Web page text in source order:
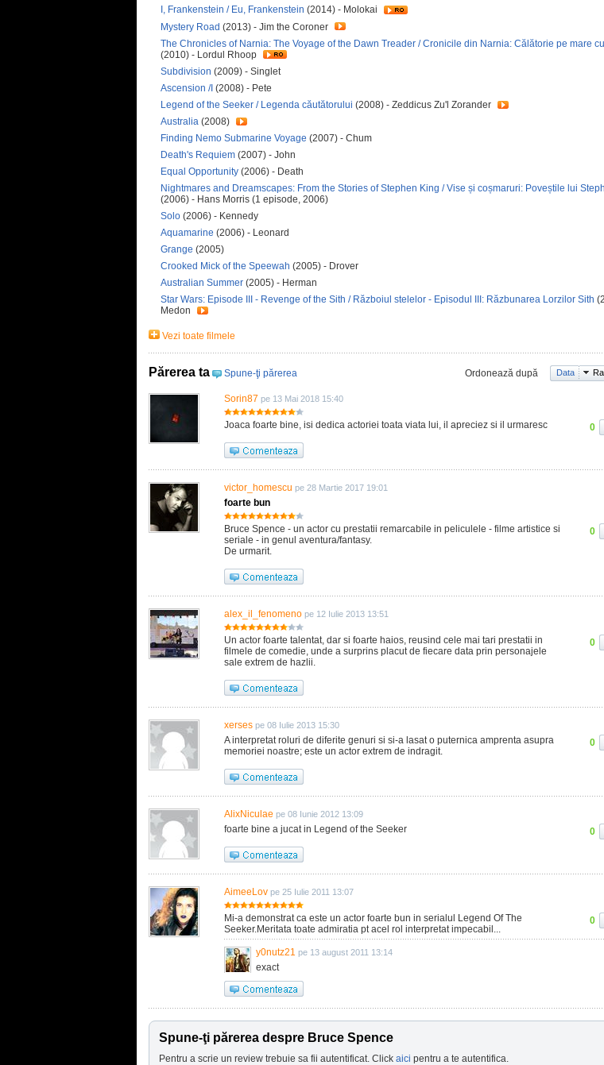
I, Frankenstein / Eu, Frankenstein (2014) - Molokai
Mystery Road (2013) - Jim the Coroner
The Chronicles of Narnia: The Voyage of the Dawn Treader / Cronicile din Narnia: Călătorie pe mare
(2010) - Lordul Rhoop
Subdivision (2009) - Singlet
Ascension /I (2008) - Pete
Legend of the Seeker / Legenda căutătorului (2008) - Zeddicus Zu'l Zorander
Australia (2008)
Finding Nemo Submarine Voyage (2007) - Chum
Death's Requiem (2007) - John
Equal Opportunity (2006) - Death
Nightmares and Dreamscapes: From the Stories of Stephen King / Vise și coșmaruri: Poveștile lui
(2006) - Hans Morris (1 episode, 2006)
Solo (2006) - Kennedy
Aquamarine (2006) - Leonard
Grange (2005)
Crooked Mick of the Speewah (2005) - Drover
Australian Summer (2005) - Herman
Star Wars: Episode III - Revenge of the Sith / Războiul stelelor - Episodul III: Răzbunarea Lorzilor Sith
Medon
Vezi toate filmele
Părerea ta Spune-ţi părerea Ordonează după Data
Sorin87 pe 13 Mai 2018 15:40
Joaca foarte bine, isi dedica actoriei toata viata lui, il apreciez si il urmaresc 0
victor_homescu pe 28 Martie 2017 19:01
foarte bun
Bruce Spence - un actor cu prestatii remarcabile in peliculele - filme artistice si
seriale - in genul aventura/fantasy.
De urmarit.
0
alex_il_fenomeno pe 12 Iulie 2013 13:51
Un actor foarte talentat, dar si foarte haios, reusind cele mai tari prestatii in
filmele de comedie, unde a surprins placut de fiecare data prin personajele
sale extrem de hazlii.
0
xerses pe 08 Iulie 2013 15:30
A interpretat roluri de diferite genuri si si-a lasat o puternica amprenta asupra
memoriei noastre; este un actor extrem de indragit.
0
AlixNiculae pe 08 Iunie 2012 13:09
foarte bine a jucat in Legend of the Seeker 0
AimeeLov pe 25 Iulie 2011 13:07
Mi-a demonstrat ca este un actor foarte bun in serialul Legend Of The
Seeker.Meritata toate admiratia pt acel rol interpretat impecabil...
0
y0nutz21 pe 13 august 2011 13:14
exact
Spune-ţi părerea despre Bruce Spence
Pentru a scrie un review trebuie sa fii autentificat. Click aici pentru a te autentifica.